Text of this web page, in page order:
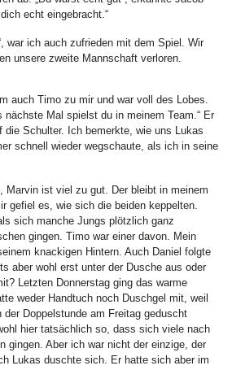
echt eingebracht.“
war ich auch zufrieden mit dem Spiel. Wir
unsere zweite Mannschaft verloren.
auch Timo zu mir und war voll des Lobes.
nächste Mal spielst du in meinem Team.“ Er
die Schulter. Ich bemerkte, wie uns Lukas
schnell wieder wegschaute, als ich in seine
Marvin ist viel zu gut. Der bleibt in meinem
gefiel es, wie sich die beiden keppelten.
sich manche Jungs plötzlich ganz
gingen. Timo war einer davon. Mein
knackigen Hintern. Auch Daniel folgte
aber wohl erst unter der Dusche aus oder
Letzten Donnerstag ging das warme
weder Handtuch noch Duschgel mit, weil
Doppelstunde am Freitag geduscht
hier tatsächlich so, dass sich viele nach
gingen. Aber ich war nicht der einzige, der
Lukas duschte sich. Er hatte sich aber im